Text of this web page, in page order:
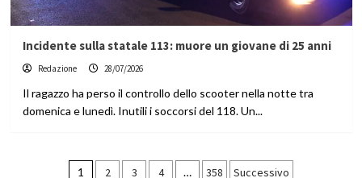
Incidente sulla statale 113: muore un giovane di 25 anni
Redazione 28/07/2026
Il ragazzo ha perso il controllo dello scooter nella notte tra
domenica e lunedì. Inutili i soccorsi del 118. Un...
1 2 3 4 … 358 Successivo